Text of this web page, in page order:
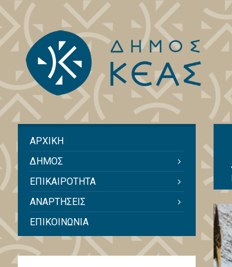
ΑΡΧΙΚΗ
ΔΗΜΟΣ
ΕΠΙΚΑΙΡΟΤΗΤΑ
ΑΝΑΡΤΗΣΕΙΣ
ΕΠΙΚΟΙΝΩΝΙΑ